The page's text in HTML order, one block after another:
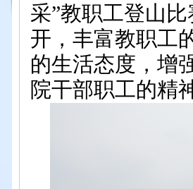
采”教职工登山
开，丰富教职工
的生活态度，增
院干部职工的精